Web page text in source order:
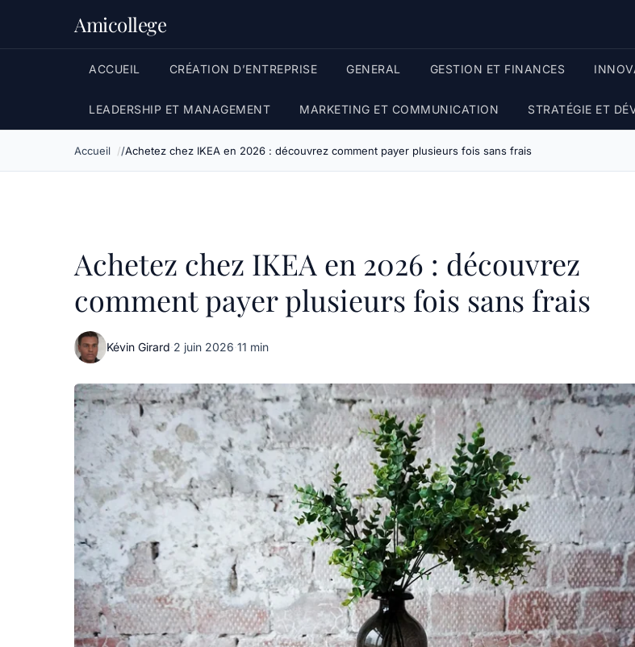
Amicollege
ACCUEIL CRÉATION D’ENTREPRISE GENERAL GESTION ET FINANCES
LEADERSHIP ET MANAGEMENT MARKETING ET COMMUNICATION STRATÉGIE ET
Accueil Achetez chez IKEA en 2026 : découvrez comment payer plusieurs fois sans frais
Achetez chez IKEA en 2026 : découvrez
comment payer plusieurs fois sans frais
Kévin Girard·2 juin 2026·11 min